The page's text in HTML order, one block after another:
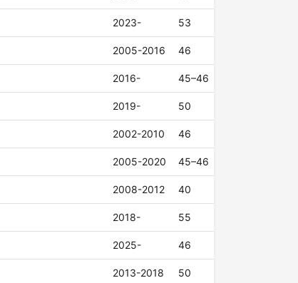
2023- 53
2005-2016 46
2016- 45–46
2019- 50
2002-2010 46
2005-2020 45–46
2008-2012 40
2018- 55
2025- 46
2013-2018 50